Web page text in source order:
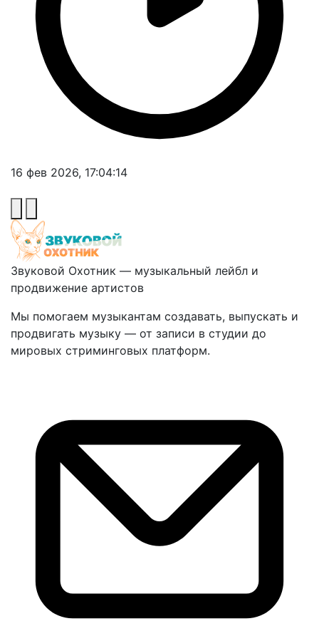
16 фев 2026, 17:04:14
Звуковой Охотник — музыкальный лейбл и
продвижение артистов
Мы помогаем музыкантам создавать, выпускать и
продвигать музыку — от записи в студии до
мировых стриминговых платформ.